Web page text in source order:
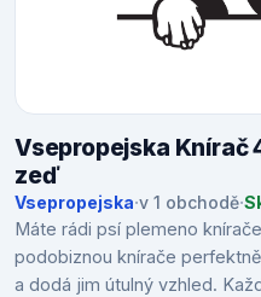
Vsepropejska Knírač
zeď
Vsepropejska·v 1 obchodě·
Máte rádi psí plemeno
podobiznou knírače
a dodá jim útulný vzhled.